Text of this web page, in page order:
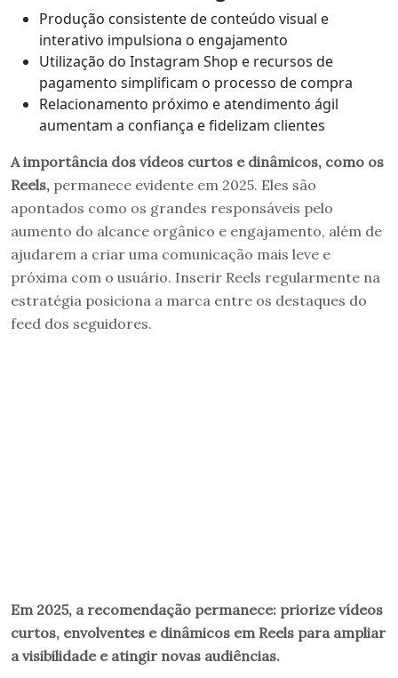
Produção consistente de conteúdo visual e
interativo impulsiona o engajamento
Utilização do Instagram Shop e recursos de
pagamento simplificam o processo de compra
Relacionamento próximo e atendimento ágil
aumentam a confiança e fidelizam clientes
A importância dos vídeos curtos e dinâmicos, como os
Reels, permanece evidente em 2025. Eles são
apontados como os grandes responsáveis pelo
aumento do alcance orgânico e engajamento, além de
ajudarem a criar uma comunicação mais leve e
próxima com o usuário. Inserir Reels regularmente na
estratégia posiciona a marca entre os destaques do
feed dos seguidores.
Em 2025, a recomendação permanece: priorize vídeos
curtos, envolventes e dinâmicos em Reels para ampliar
a visibilidade e atingir novas audiências.